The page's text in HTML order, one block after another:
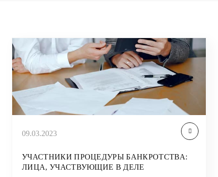
09.03.2023
УЧАСТНИКИ ПРОЦЕДУРЫ БАНКРОТСТВА:
ЛИЦА, УЧАСТВУЮЩИЕ В ДЕЛЕ